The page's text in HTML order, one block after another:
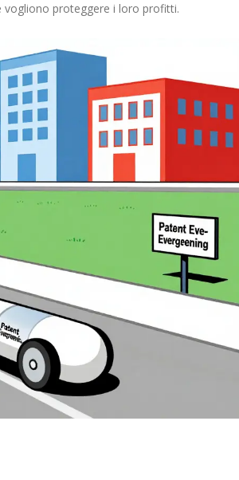
vogliono proteggere i loro profitti.